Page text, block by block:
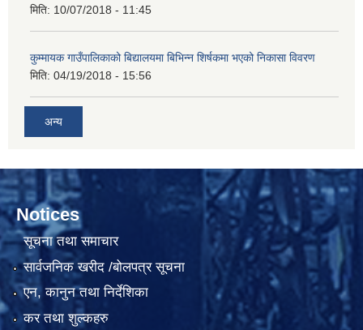
मिति: 10/07/2018 - 11:45
कुम्मायक गाउँपालिकाको बिद्यालयमा बिभिन्न शिर्षकमा भएको निकासा विवरण
मिति: 04/19/2018 - 15:56
अन्य
Notices
सूचना तथा समाचार
सार्वजनिक खरीद /बोलपत्र सूचना
एन, कानुन तथा निर्देशिका
कर तथा शुल्कहरु